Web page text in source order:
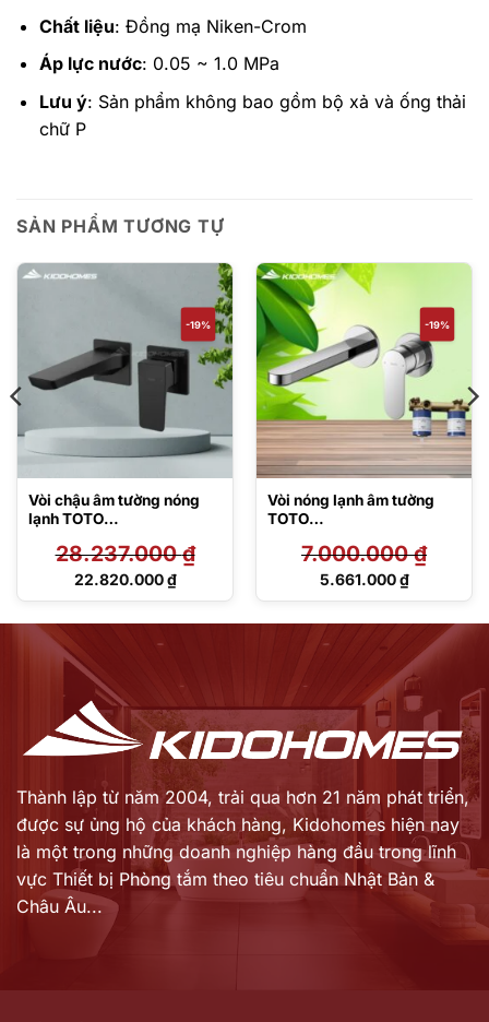
Chất liệu: Đồng mạ Niken-Crom
Áp lực nước: 0.05 ~ 1.0 MPa
Lưu ý: Sản phẩm không bao gồm bộ xả và ống thải
chữ P
SẢN PHẨM TƯƠNG TỰ
-19%
Vòi chậu âm tường nóng
lạnh TOTO
28.237.000₫
Giá
22.820.000₫
Giá
-19%
Vòi nóng lạnh âm tường
TOTO
7.000.000₫
Giá
7.000.000 ₫.
5.661.000₫
Giá
5.661.000 ₫.
Thành lập từ năm 2004, trải qua hơn 21 năm phát triển,
được sự ủng hộ của khách hàng, Kidohomes hiện nay
là một trong những doanh nghiệp hàng đầu trong lĩnh
vực Thiết bị Phòng tắm theo tiêu chuẩn Nhật Bản &
Châu Âu...